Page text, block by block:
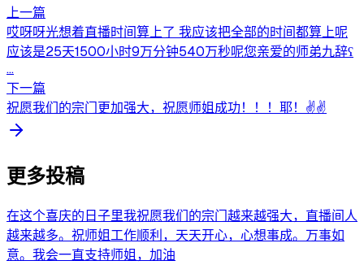
上一篇
哎呀呀光想着直播时间算上了 我应该把全部的时间都算上呢
应该是25天1500小时9万分钟540万秒呢您亲爱的师弟九辞ʕ
...
下一篇
祝愿我们的宗门更加强大，祝愿师姐成功！！！耶！✌️✌️
更多投稿
在这个喜庆的日子里我祝愿我们的宗门越来越强大，直播间人
越来越多。祝师姐工作顺利，天天开心，心想事成。万事如
意。我会一直支持师姐，加油